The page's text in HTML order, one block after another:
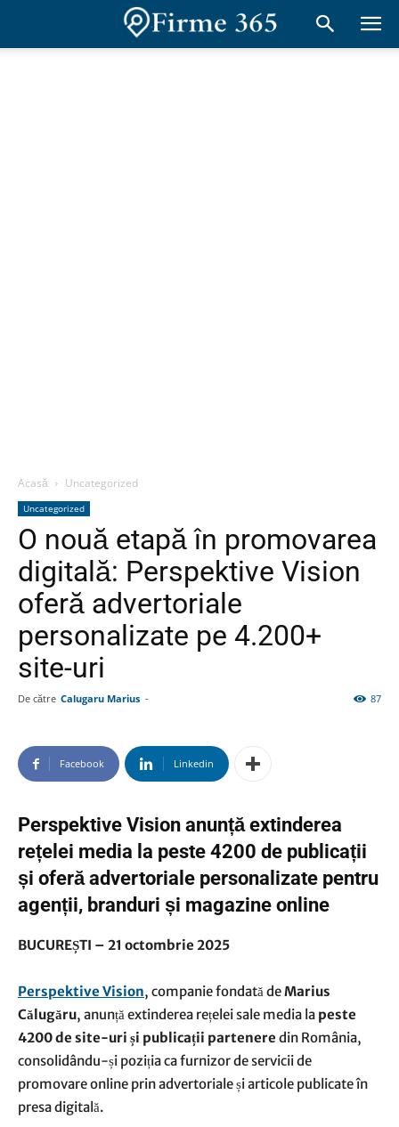
Acasă Uncategorized
Uncategorized
O nouă etapă în promovarea
digitală: Perspektive Vision
oferă advertoriale
personalizate pe 4.200+
site-uri
De către Calugaru Marius - 87
Facebook Linkedin
Perspektive Vision anunță extinderea
rețelei media la peste 4200 de publicații
și oferă advertoriale personalizate pentru
agenții, branduri și magazine online
BUCUREȘTI – 21 octombrie 2025
Perspektive Vision, companie fondată deMarius
Călugăru, anunță extinderea rețelei sale media la peste
4200 de site-uri și publicații partenere din România,
consolidându-și poziția ca furnizor de servicii de
promovare online prin advertoriale și articole publicate în
presa digitală.